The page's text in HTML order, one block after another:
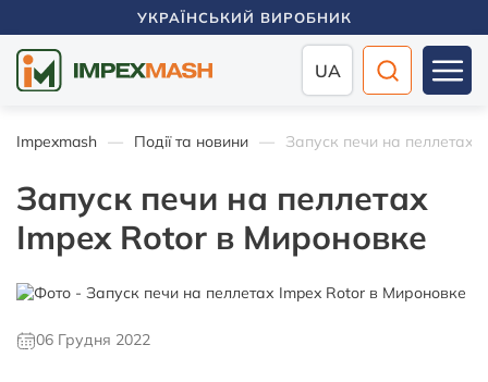
УКРАЇНСЬКИЙ ВИРОБНИК
UA
Impexmash Події та новини Запуск печи на пеллетах
Запуск печи на пеллетах
Impex Rotor в Мироновке
06 Грудня 2022